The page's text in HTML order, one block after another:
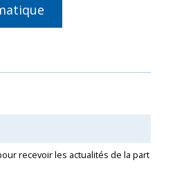
recevoir les actualités de la part